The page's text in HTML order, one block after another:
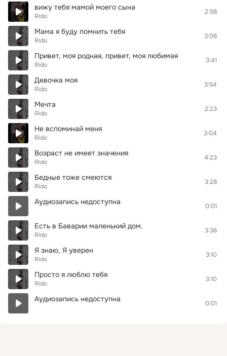
вижу тебя мамой моего сына
Rido
2:58
Мама я буду помнить тебя
Rido
3:06
Привет, моя родная, привет, моя любимая
Rido
3:41
Девочка моя
Rido
3:54
Мечта
Rido
2:23
Не вспоминай меня
Rido
3:04
Возраст не имеет значения
Rido
4:23
Бедные тоже смеются
Rido
3:28
Аудиозапись недоступна 0:01
Есть в Баварии маленький дом.
Rido
3:36
Я знаю, Я уверен
Rido
3:10
Просто я люблю тебя
Rido
3:10
Аудиозапись недоступна 0:01